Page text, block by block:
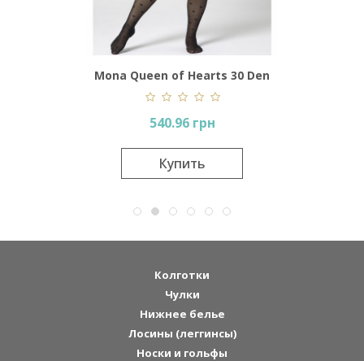
Mona Queen of Hearts 30 Den
540.96 грн
Купить
Колготки
Чулки
Нижнее белье
Лосины (леггинсы)
Носки и гольфы